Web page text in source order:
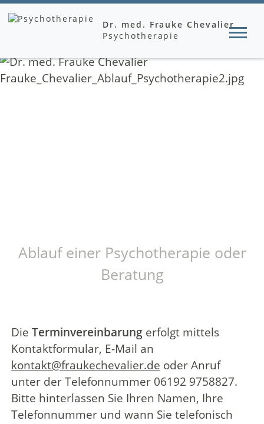
Dr. med. Frauke Chevalier
Psychotherapie
Ablauf einer Psychotherapie oder
Beratung
DieTerminvereinbarung erfolgt mittels
Kontaktformular, E-Mail an
kontakt@fraukechevalier.de oder Anruf
unter der Telefonnummer 06192 9758827.
Bitte hinterlassen Sie Ihren Namen, Ihre
Telefonnummer und wann Sie telefonisch